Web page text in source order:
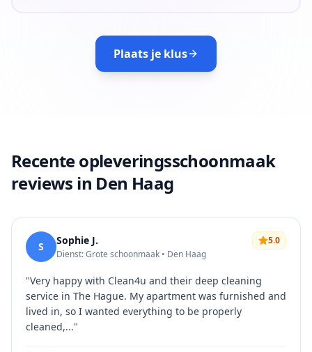
Plaats je klus
Recente opleveringsschoonmaak
reviews in Den Haag
S Sophie J.
Dienst: Grote schoonmaak • Den Haag
5.0
"Very happy with Clean4u and their deep cleaning
service in The Hague. My apartment was furnished and
lived in, so I wanted everything to be properly
cleaned,..."